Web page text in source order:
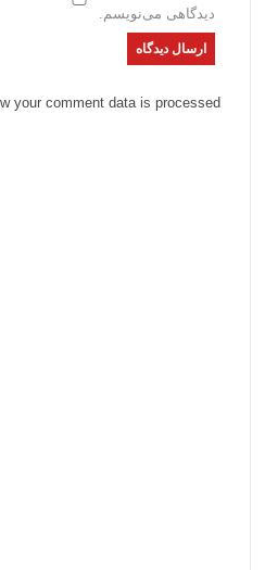
دیدگاهی می‌نویسم.
your comment data is processed.